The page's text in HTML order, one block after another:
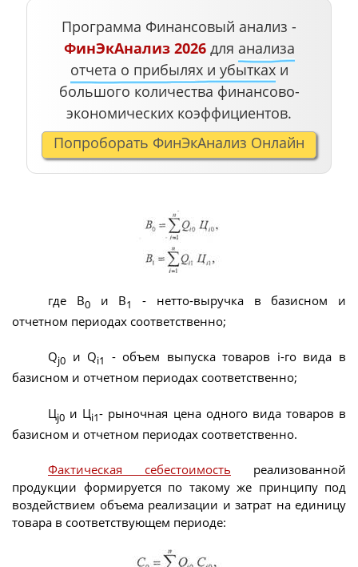
Программа Финансовый анализ -
ФинЭкАнализ 2026для анализа
отчета о прибылях и убыткахи
большого количества финансово-
экономических коэффициентов.
Попроборать ФинЭкАнализ Онлайн
где В0и В1
- нетто-выручка в базисном и
отчетном периодах соответственно;
Qj0 и Qi1
- объем выпуска товаров i-го вида в
базисном и отчетном периодах соответственно;
Цj0 и Цi1- рыночная цена одного вида товаров в
базисном и отчетном периодах соответственно.
Фактическая себестоимость реализованной
продукции формируется по такому же принципу под
воздействием объема реализации и затрат на единицу
товара в соответствующем периоде: